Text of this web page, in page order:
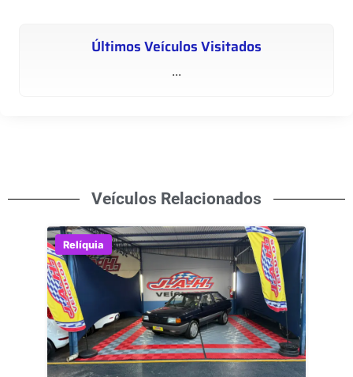
Últimos Veículos Visitados
...
Veículos Relacionados
Relíquia